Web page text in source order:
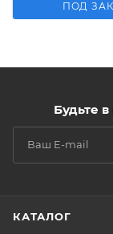
ПОД
Будьте
КАТАЛОГ